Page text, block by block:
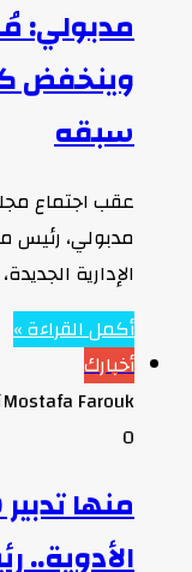
مدبولي:
وينخفض
سبقه
عقب اجتماع
مدبولي، رئيس
الإدارية
أكمل القراءة »
أخبارك
Mostafa Farouk
0
الأدوية..